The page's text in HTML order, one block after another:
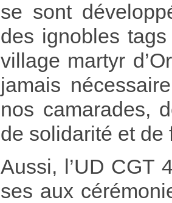
se sont
des ignobles
village martyr
jamais
nos camarades,
de solidarité et de
Aussi, l’UD CGT
ses aux